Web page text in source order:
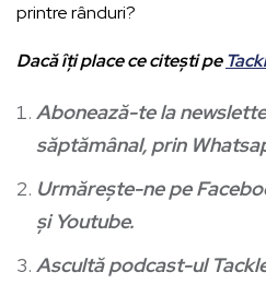
printre rânduri?
Dacă îți place ce citești pe
Abonează-te la
săptămânal, prin
Urmărește-ne pe
șiYoutube.
Ascultă podcast-ul